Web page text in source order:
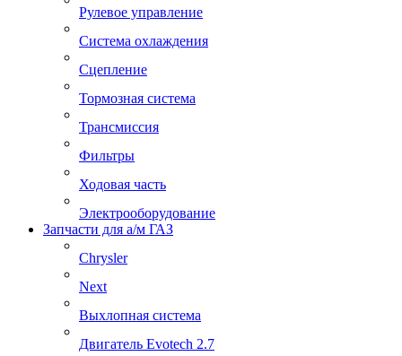
Рулевое управление
Система охлаждения
Сцепление
Тормозная система
Трансмиссия
Фильтры
Ходовая часть
Электрооборудование
Запчасти для а/м ГАЗ
Chrysler
Next
Выхлопная система
Двигатель Evotech 2.7